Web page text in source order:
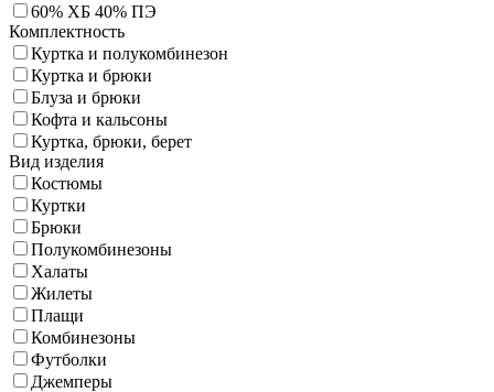
60% ХБ 40% ПЭ
Комплектность
Куртка и полукомбинезон
Куртка и брюки
Блуза и брюки
Кофта и кальсоны
Куртка, брюки, берет
Вид изделия
Костюмы
Куртки
Брюки
Полукомбинезоны
Халаты
Жилеты
Плащи
Комбинезоны
Футболки
Джемперы